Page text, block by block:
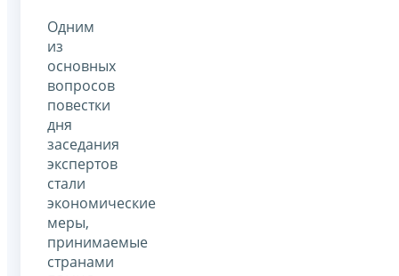
Одним
из
основных
вопросов
повестки
дня
заседания
экспертов
стали
экономические
меры,
принимаемые
странами